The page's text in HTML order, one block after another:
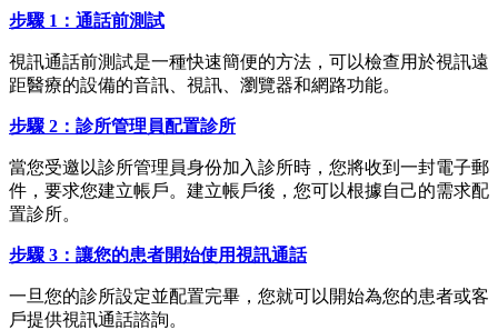
步驟 1 ： 通話前測試
視訊通話前測試是一種快速簡便的方法 ， 可以檢查用於視訊遠
距醫療的設備的音訊 視訊 瀏覽器和網路功能。
步驟 2 ： 診所管理 員配置診所
當您受邀 以診所管理 員身份加 入診所時 ， 您將收到 一封電子郵
件 ， 要求您建立帳戶。 建立帳戶後 ， 您可以根據自己的需求配
置診所。
步驟 3 ： 讓您的患者開始使用視訊通話
一 旦您的診所設定並配置完畢 ， 您就可以 開始為您的患者或客
戶提供視訊通話諮詢。